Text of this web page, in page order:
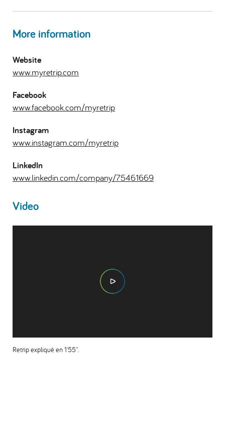
More information
Website
www.myretrip.com
Facebook
www.facebook.com/myretrip
Instagram
www.instagram.com/myretrip
LinkedIn
www.linkedin.com/company/75461669
Video
Retrip expliqué en 1'55''.